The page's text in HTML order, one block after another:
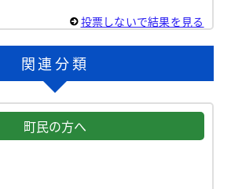
投票しないで結果を見る
関連分類
町民の方へ